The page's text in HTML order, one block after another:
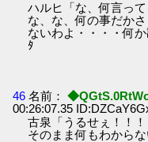
ハルヒ「な、何言っ
な、な、何の事だか
ないわよ・・・・何
ﾀ
46 名前：
00:26:07.35
古泉「うるせぇ！！
そのまま何もわから